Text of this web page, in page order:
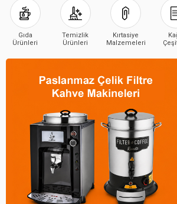
Gıda
Ürünleri
Temizlik
Ürünleri
Kırtasiye
Malzemeleri